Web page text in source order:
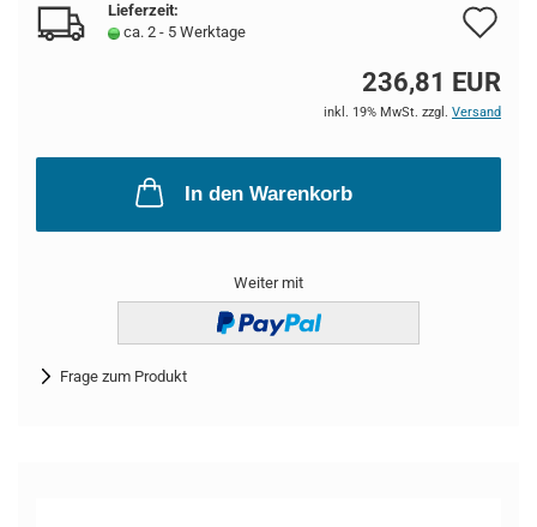
Lieferzeit:
ca. 2 - 5 Werktage
236,81 EUR
inkl. 19% MwSt. zzgl. Versand
In den Warenkorb
Weiter mit
Frage zum Produkt